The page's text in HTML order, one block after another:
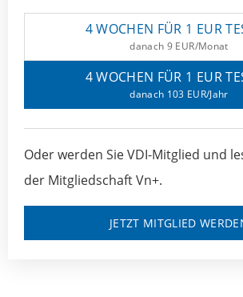
4 WOCHEN FÜR 1 EUR
danach 9 EUR/Monat
4 WOCHEN FÜR 1 EUR
danach 103 EUR/Jahr
Oder werden Sie VDI-Mitglied und
der Mitgliedschaft Vn+.
JETZT MITGLIED